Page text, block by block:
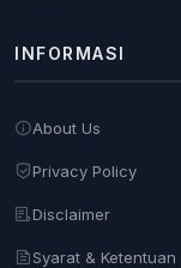
INFORMASI
About Us
Privacy Policy
Disclaimer
Syarat & Ketentuan